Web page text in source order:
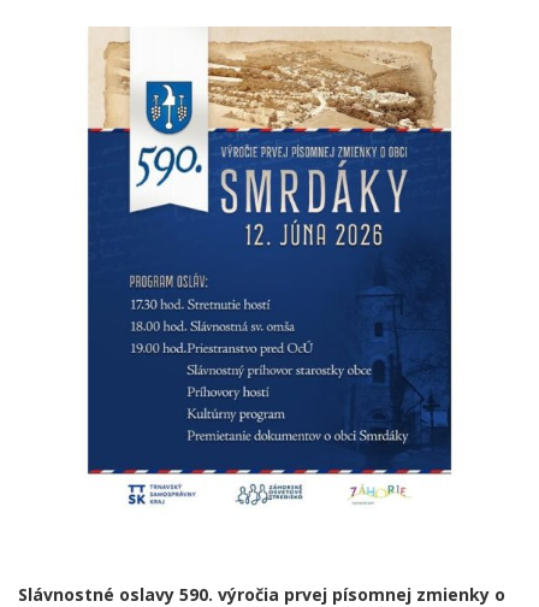
Slávnostné oslavy 590. výročia prvej písomnej zmienky o